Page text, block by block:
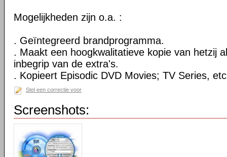
Mogelijkheden zijn o.a. :
. Geïntegreerd brandprogramma.
. Maakt een hoogkwalitatieve kopie van hetzij
inbegrip van de extra's.
. Kopieert Episodic DVD Movies; TV Series,
Stel een correctie voor
Screenshots: